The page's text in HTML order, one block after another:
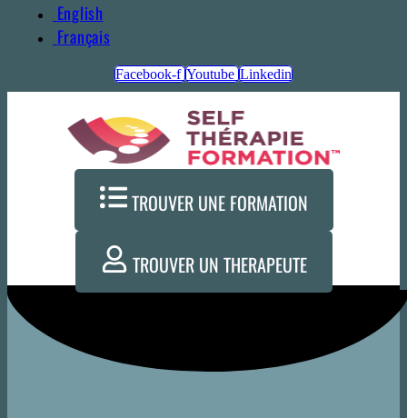
English
Français
Facebook-f Youtube Linkedin
TROUVER UNE FORMATION
TROUVER UN THERAPEUTE